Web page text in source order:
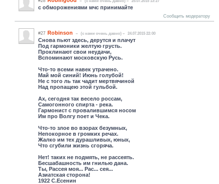
с обморожениями мчс принимайте
Сообщить модератору
#27 Robinson (c нами очень давно) 24.07.2015 22:00
Снова пьют здесь, дерутся и плачут
Под гармоники желтую грусть.
Проклинают свои неудачи,
Вспоминают московскую Русь.
Что-то всеми навек утрачено.
Май мой синий! Июнь голубой!
Не с того ль так чадит мертвячиной
Над пропащею этой гульбой.
Ах, сегодня так весело россам,
Самогонного спирта - река.
Гармонист с провалившимся носом
Им про Волгу поет и Чека.
Что-то злое во взорах безумных,
Непокорное в громких речах.
Жалко им тех дурашливых, юных,
Что сгубили жизнь сгоряча.
Нет! таких не подмять, не рассеять.
Бесшабашность им гнилью дана.
Ты, Рассея моя... Рас... сея...
Азиатская сторона!
1922 С.Есенин